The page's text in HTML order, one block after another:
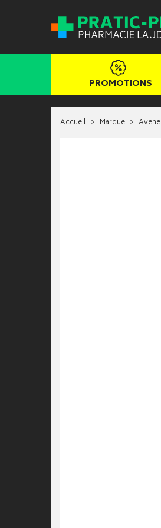
PROMOTIONS
Accueil Marque Avene